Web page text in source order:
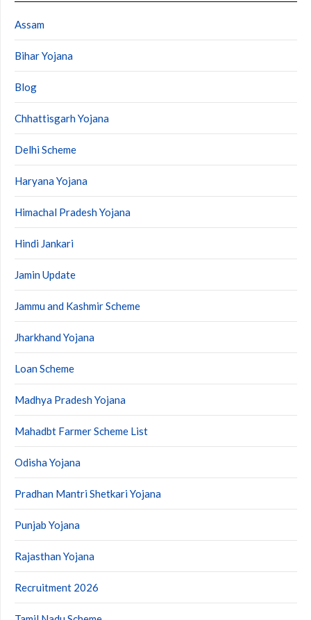
Assam
Bihar Yojana
Blog
Chhattisgarh Yojana
Delhi Scheme
Haryana Yojana
Himachal Pradesh Yojana
Hindi Jankari
Jamin Update
Jammu and Kashmir Scheme
Jharkhand Yojana
Loan Scheme
Madhya Pradesh Yojana
Mahadbt Farmer Scheme List
Odisha Yojana
Pradhan Mantri Shetkari Yojana
Punjab Yojana
Rajasthan Yojana
Recruitment 2026